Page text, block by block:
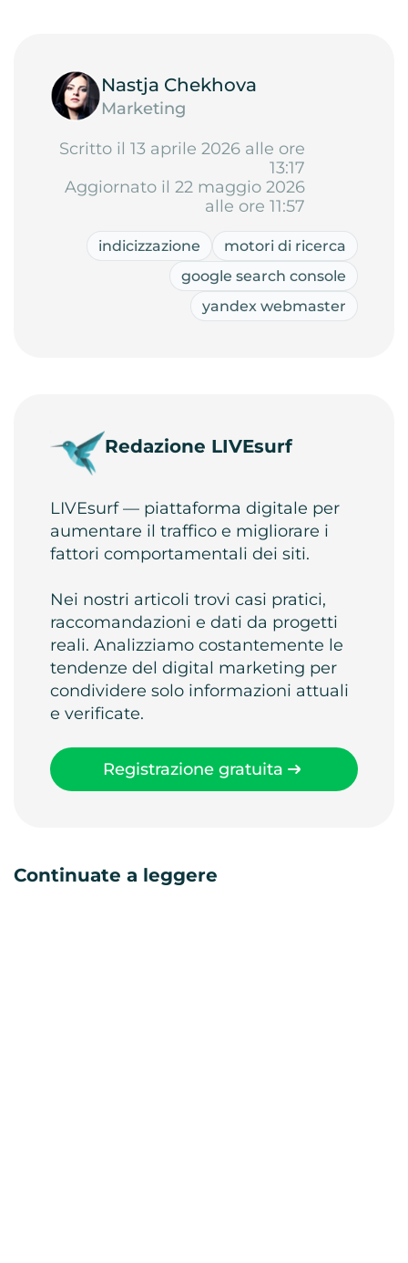
Nastja Chekhova
Marketing
Scritto il 13 aprile 2026 alle ore
13:17
Aggiornato il 22 maggio 2026
alle ore 11:57
indicizzazione
motori di ricerca
google search console
yandex webmaster
Redazione LIVEsurf
LIVEsurf — piattaforma digitale per
aumentare il traffico e migliorare i
fattori comportamentali dei siti.
Nei nostri articoli trovi casi pratici,
raccomandazioni e dati da progetti
reali. Analizziamo costantemente le
tendenze del digital marketing per
condividere solo informazioni attuali
e verificate.
Registrazione gratuita
Continuate a leggere